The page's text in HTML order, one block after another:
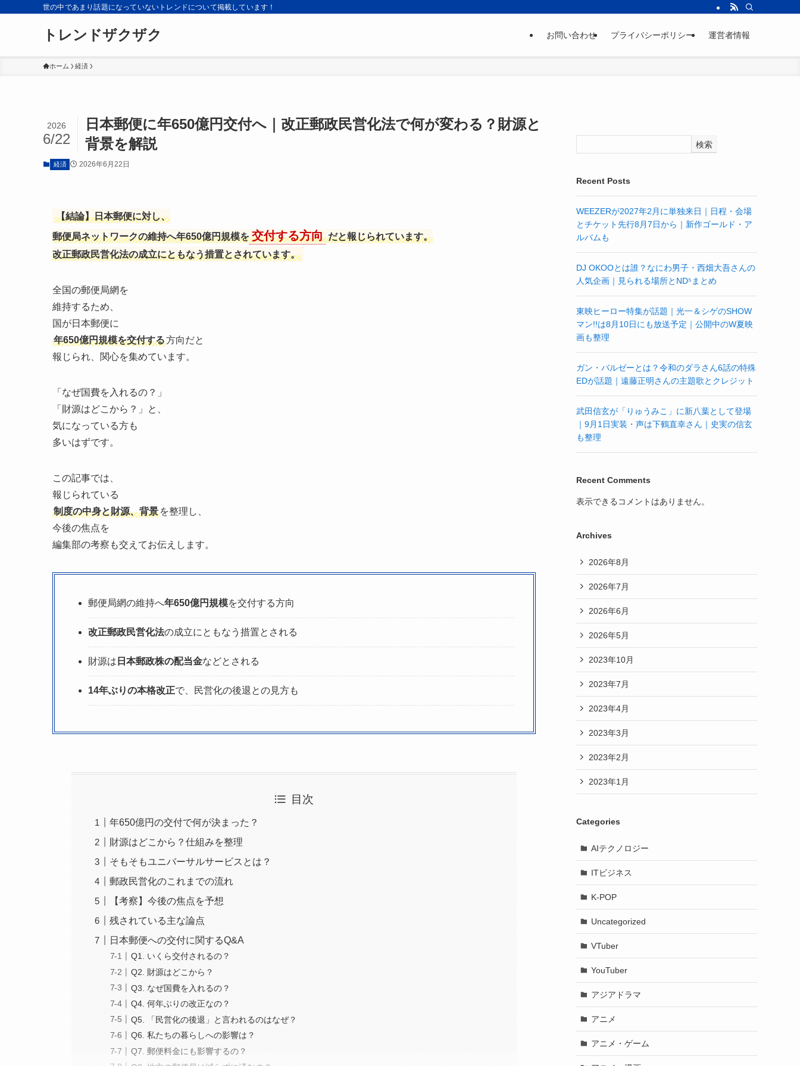
世の中であまり話題になっていないトレンドについて掲載しています！
トレンドザクザク お問い合わせ プライバシーポリシー 運営者情報
ホーム 経済
日本郵便に年650億円交付へ｜改正郵政民営化法で何が変わる？財源と
背景を解説
2026
6/22
経済 2026年6月22日
【結論】日本郵便に対し、
郵便局ネットワークの維持へ年650億円規模を 交付する方向 だと報じられています。
改正郵政民営化法の成立にともなう措置とされています。
全国の郵便局網を
維持するため、
国が日本郵便に
年650億円規模を交付する方向だと
報じられ、関心を集めています。
「なぜ国費を入れるの？」
「財源はどこから？」と、
気になっている方も
多いはずです。
この記事では、
報じられている
制度の中身と財源、背景 を整理し、
今後の焦点を
編集部の考察も交えてお伝えします。
郵便局網の維持へ年650億円規模を交付する方向
改正郵政民営化法の成立にともなう措置とされる
財源は 日本郵政株の配当金などとされる
14年ぶりの本格改正で、民営化の後退との見方も
目次
年650億円の交付で何が決まった？
財源はどこから？仕組みを整理
そもそもユニバーサルサービスとは？
郵政民営化のこれまでの流れ
【考察】今後の焦点を予想
残されている主な論点
日本郵便への交付に関するQ&A
Q1. いくら交付されるの？
Q2. 財源はどこから？
Q3. なぜ国費を入れるの？
Q4. 何年ぶりの改正なの？
Q5. 「民営化の後退」と言われるのはなぜ？
Q6. 私たちの暮らしへの影響は？
Q7. 郵便料金にも影響するの？
検索
Recent Posts
WEEZERが2027年2月に単独来日｜日程・会場
とチケット先行8月7日から｜新作ゴールド・ア
ルバムも
DJ OKOOとは誰？なにわ男子・西畑大吾さんの
人気企画｜見られる場所とND⁵まとめ
東映ヒーロー特集が話題｜光一＆シゲのSHOW
マン!!は8月10日にも放送予定｜公開中のW夏映
画も整理
ガン・バルゼーとは？令和のダラさん6話の特殊
EDが話題｜遠藤正明さんの主題歌とクレジット
武田信玄が「りゅうみこ」に新八葉として登場
｜9月1日実装・声は下鶴直幸さん｜史実の信玄
も整理
Recent Comments
表示できるコメントはありません。
Archives
2026年8月
2026年7月
2026年6月
2026年5月
2023年10月
2023年7月
2023年4月
2023年3月
2023年2月
2023年1月
Categories
AIテクノロジー
ITビジネス
K-POP
Uncategorized
VTuber
YouTuber
アジアドラマ
アニメ
アニメ・ゲーム